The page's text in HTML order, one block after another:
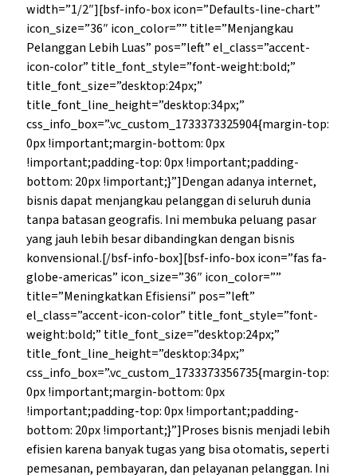
width=”1/2″][bsf-info-box icon=”Defaults-line-chart”
icon_size=”36″ icon_color=”” title=”Menjangkau
Pelanggan Lebih Luas” pos=”left” el_class=”accent-
icon-color” title_font_style=”font-weight:bold;”
title_font_size=”desktop:24px;”
title_font_line_height=”desktop:34px;”
css_info_box=”.vc_custom_1733373325904{margin-top:
0px !important;margin-bottom: 0px
!important;padding-top: 0px !important;padding-
bottom: 20px !important;}”]Dengan adanya internet,
bisnis dapat menjangkau pelanggan di seluruh dunia
tanpa batasan geografis. Ini membuka peluang pasar
yang jauh lebih besar dibandingkan dengan bisnis
konvensional.[/bsf-info-box][bsf-info-box icon=”fas fa-
globe-americas” icon_size=”36″ icon_color=””
title=”Meningkatkan Efisiensi” pos=”left”
el_class=”accent-icon-color” title_font_style=”font-
weight:bold;” title_font_size=”desktop:24px;”
title_font_line_height=”desktop:34px;”
css_info_box=”.vc_custom_1733373356735{margin-top:
0px !important;margin-bottom: 0px
!important;padding-top: 0px !important;padding-
bottom: 20px !important;}”]Proses bisnis menjadi lebih
efisien karena banyak tugas yang bisa otomatis, seperti
pemesanan, pembayaran, dan pelayanan pelanggan. Ini